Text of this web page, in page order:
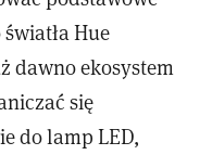
Hue
dawno ekosystem
się
do lamp LED,